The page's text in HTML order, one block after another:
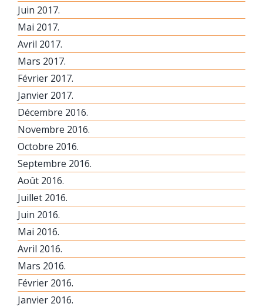
Juin 2017.
Mai 2017.
Avril 2017.
Mars 2017.
Février 2017.
Janvier 2017.
Décembre 2016.
Novembre 2016.
Octobre 2016.
Septembre 2016.
Août 2016.
Juillet 2016.
Juin 2016.
Mai 2016.
Avril 2016.
Mars 2016.
Février 2016.
Janvier 2016.